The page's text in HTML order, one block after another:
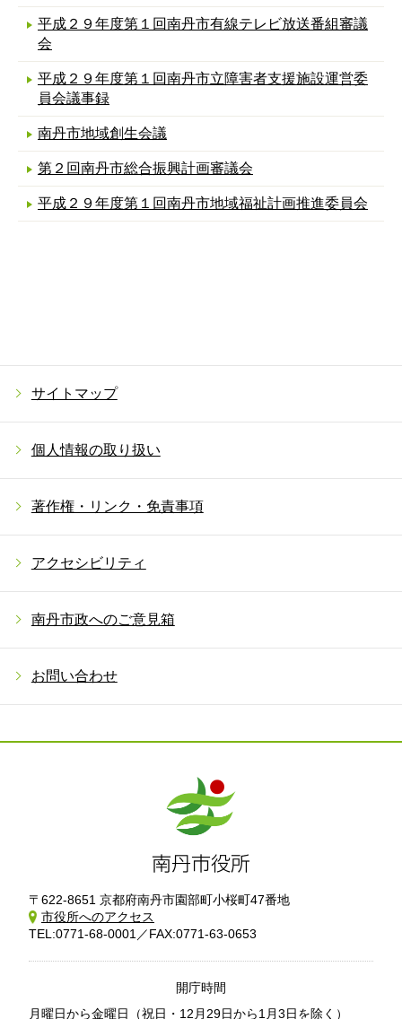
平成２９年度第１回南丹市有線テレビ放送番組審議
会
平成２９年度第１回南丹市立障害者支援施設運営委
員会議事録
南丹市地域創生会議
第２回南丹市総合振興計画審議会
平成２９年度第１回南丹市地域福祉計画推進委員会
サイトマップ
個人情報の取り扱い
著作権・リンク・免責事項
アクセシビリティ
南丹市政へのご意見箱
お問い合わせ
〒622-8651 京都府南丹市園部町小桜町47番地
市役所へのアクセス
TEL:0771-68-0001／FAX:0771-63-0653
開庁時間
月曜日から金曜日
（祝日・12月29日から1月3日を除く）